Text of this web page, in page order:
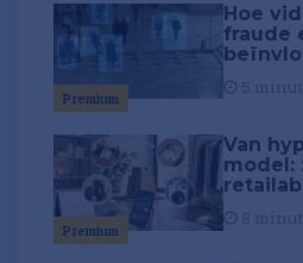
Premium
Hoe
fraude
Premium
Van
model: